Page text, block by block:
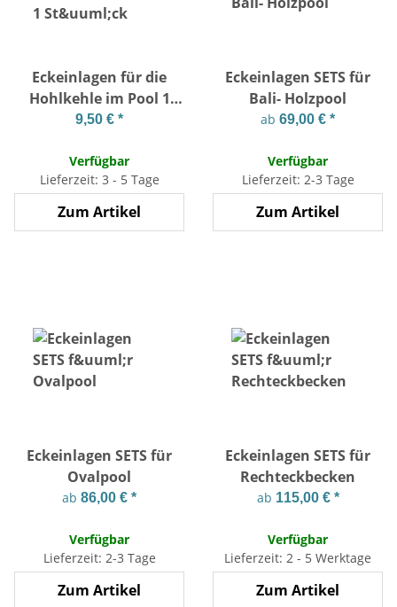
Eckeinlagen für die
Hohlkehle im Pool 1
Stück
9,50 € *
Verfügbar
Lieferzeit: 3 - 5 Tage
Zum Artikel
Eckeinlagen SETS für
Bali- Holzpool
ab 69,00 € *
Verfügbar
Lieferzeit: 2-3 Tage
Zum Artikel
Eckeinlagen SETS für
Ovalpool
ab 86,00 € *
Verfügbar
Lieferzeit: 2-3 Tage
Zum Artikel
Eckeinlagen SETS für
Rechteckbecken
ab 115,00 € *
Verfügbar
Lieferzeit: 2 - 5 Werktage
Zum Artikel